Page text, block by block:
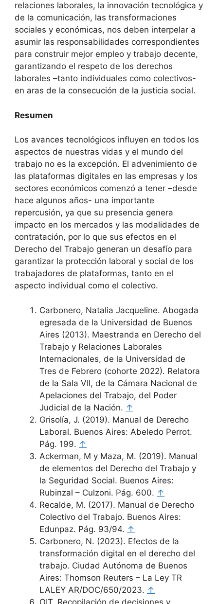
relaciones laborales, la innovación tecnológica y
de la comunicación, las transformaciones
sociales y económicas, nos deben interpelar a
asumir las responsabilidades correspondientes
para construir mejor empleo y trabajo decente,
garantizando el respeto de los derechos
laborales –tanto individuales como colectivos-
en aras de la consecución de la justicia social.
Resumen
Los avances tecnológicos influyen en todos los
aspectos de nuestras vidas y el mundo del
trabajo no es la excepción. El advenimiento de
las plataformas digitales en las empresas y los
sectores económicos comenzó a tener –desde
hace algunos años- una importante
repercusión, ya que su presencia genera
impacto en los mercados y las modalidades de
contratación, por lo que sus efectos en el
Derecho del Trabajo generan un desafío para
garantizar la protección laboral y social de los
trabajadores de plataformas, tanto en el
aspecto individual como el colectivo.
Carbonero, Natalia Jacqueline. Abogada
egresada de la Universidad de Buenos
Aires (2013). Maestranda en Derecho del
Trabajo y Relaciones Laborales
Internacionales, de la Universidad de
Tres de Febrero (cohorte 2022). Relatora
de la Sala VII, de la Cámara Nacional de
Apelaciones del Trabajo, del Poder
Judicial de la Nación. ↑
Grisolía, J. (2019). Manual de Derecho
Laboral. Buenos Aires: Abeledo Perrot.
Pág. 199. ↑
Ackerman, M y Maza, M. (2019). Manual
de elementos del Derecho del Trabajo y
la Seguridad Social. Buenos Aires:
Rubinzal – Culzoni. Pág. 600. ↑
Recalde, M. (2017). Manual de Derecho
Colectivo del Trabajo. Buenos Aires:
Edunpaz. Pág. 93/94. ↑
Carbonero, N. (2023). Efectos de la
transformación digital en el derecho del
trabajo. Ciudad Autónoma de Buenos
Aires: Thomson Reuters – La Ley TR
LALEY AR/DOC/650/2023. ↑
OIT. Recopilación de decisiones y